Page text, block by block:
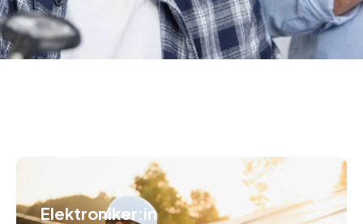
Elektroniker:in